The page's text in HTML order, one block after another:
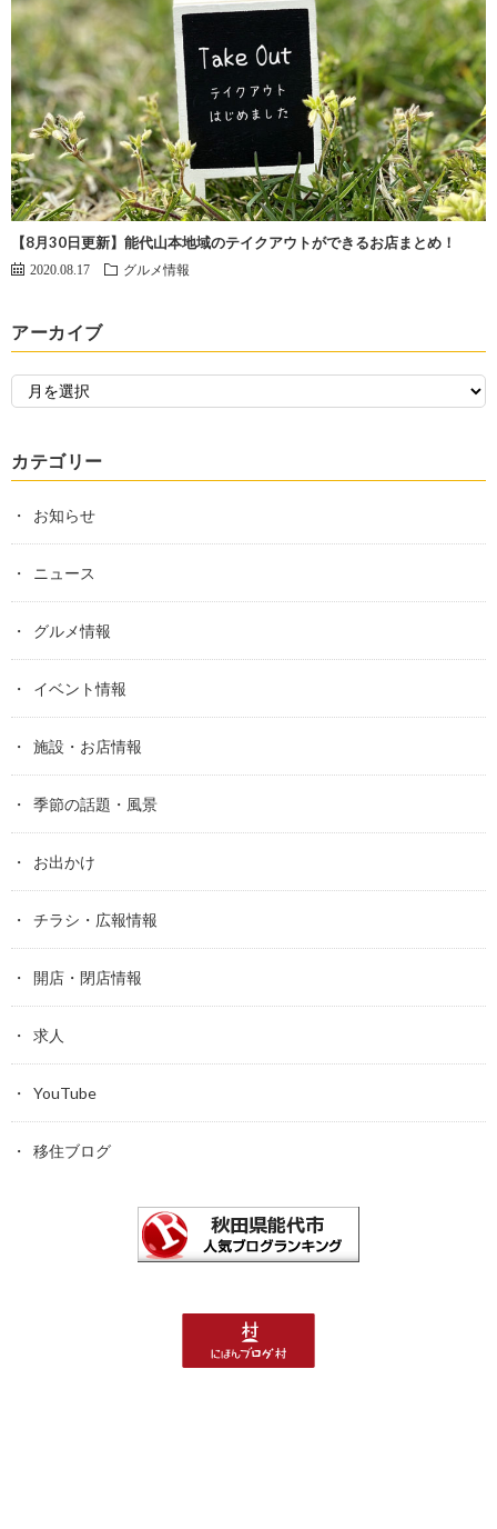
【8月30日更新】能代山本地域のテイクアウトができるお店まとめ！
2020.08.17 グルメ情報
アーカイブ
カテゴリー
お知らせ
ニュース
グルメ情報
イベント情報
施設・お店情報
季節の話題・風景
お出かけ
チラシ・広報情報
開店・閉店情報
求人
YouTube
移住ブログ